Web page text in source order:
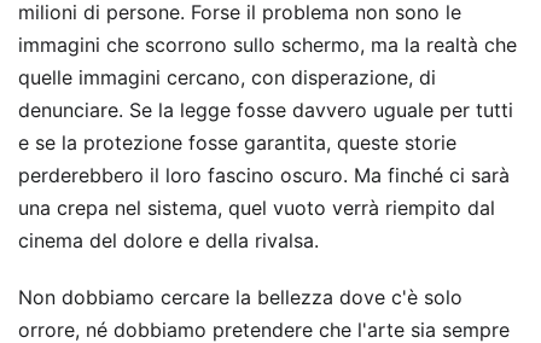
milioni di persone. Forse il problema non sono le
immagini che scorrono sullo schermo, ma la realtà che
quelle immagini cercano, con disperazione, di
denunciare. Se la legge fosse davvero uguale per tutti
e se la protezione fosse garantita, queste storie
perderebbero il loro fascino oscuro. Ma finché ci sarà
una crepa nel sistema, quel vuoto verrà riempito dal
cinema del dolore e della rivalsa.
Non dobbiamo cercare la bellezza dove c'è solo
orrore, né dobbiamo pretendere che l'arte sia sempre